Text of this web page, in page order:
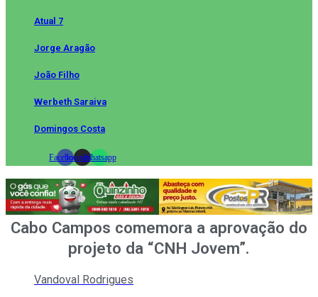
Atual 7
Jorge Aragão
João Filho
Werbeth Saraiva
Domingos Costa
FacebookInstagramWhatsapp
Cabo Campos comemora a aprovação do
projeto da “CNH Jovem”.
Vandoval Rodrigues